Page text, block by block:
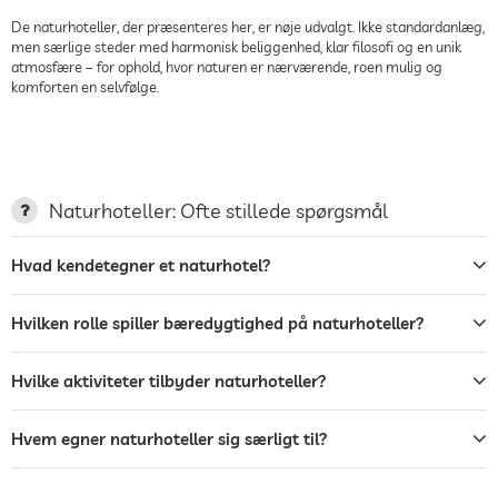
De naturhoteller, der præsenteres her, er nøje udvalgt. Ikke standardanlæg,
men særlige steder med harmonisk beliggenhed, klar filosofi og en unik
atmosfære – for ophold, hvor naturen er nærværende, roen mulig og
komforten en selvfølge.
Naturhoteller: Ofte stillede spørgsmål
Hvad kendetegner et naturhotel?
Hvilken rolle spiller bæredygtighed på naturhoteller?
Hvilke aktiviteter tilbyder naturhoteller?
Hvem egner naturhoteller sig særligt til?